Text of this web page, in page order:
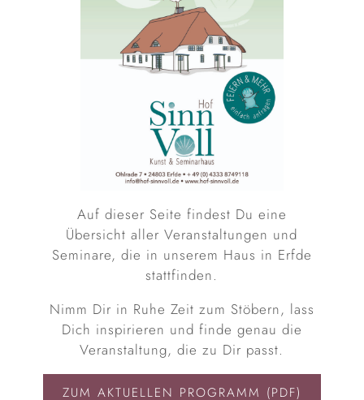
Auf dieser Seite findest Du eine
Übersicht aller Veranstaltungen und
Seminare, die in unserem Haus in Erfde
stattfinden.
Nimm Dir in Ruhe Zeit zum Stöbern, lass
Dich inspirieren und finde genau die
Veranstaltung, die zu Dir passt.
ZUM AKTUELLEN PROGRAMM (PDF)